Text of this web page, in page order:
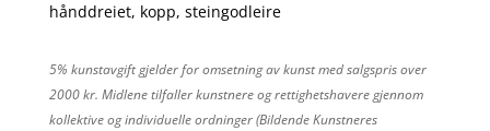
hånddreiet, kopp, steingodleire
5% kunstavgift gjelder for omsetning av kunst med salgspris over
2000 kr. Midlene tilfaller kunstnere og rettighetshavere gjennom
kollektive og individuelle ordninger (Bildende Kunstneres